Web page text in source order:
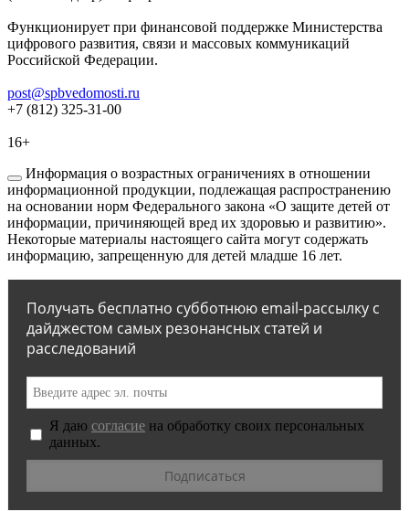
Функционирует при финансовой поддержке Министерства
цифрового развития, связи и массовых коммуникаций
Российской Федерации.
post@spbvedomosti.ru
+7 (812) 325-31-00
16+
Информация о возрастных ограничениях в отношении
информационной продукции, подлежащая распространению
на основании норм Федерального закона «О защите детей от
информации, причиняющей вред их здоровью и развитию».
Некоторые материалы настоящего сайта могут содержать
информацию, запрещенную для детей младше 16 лет.
Получать бесплатно субботнюю email-рассылку с
дайджестом самых резонансных статей и
расследований
Я даю согласие на обработку своих персональных
данных.